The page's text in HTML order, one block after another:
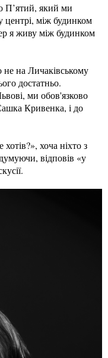
П’ятий, який ми
між будинком
я живу між будинком
на Личаківському
достатньо.
ми обов'язково
Кривенка, і до
хоча ніхто з
відповів «у